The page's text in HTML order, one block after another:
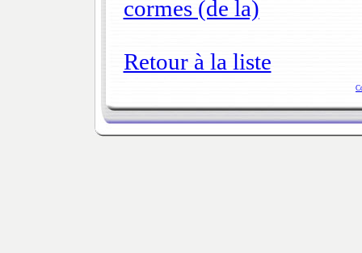
cormes (de la)
Retour à la liste